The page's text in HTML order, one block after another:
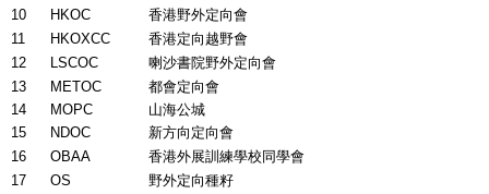
10
HKOC
香港野外定向會
11
HKOXCC
香港定向越野會
12
LSCOC
喇沙書院野外定向會
13
METOC
都會定向會
14
MOPC
山海公城
15
NDOC
新方向定向會
16
OBAA
香港外展訓練學校同學會
17
OS
野外定向種籽